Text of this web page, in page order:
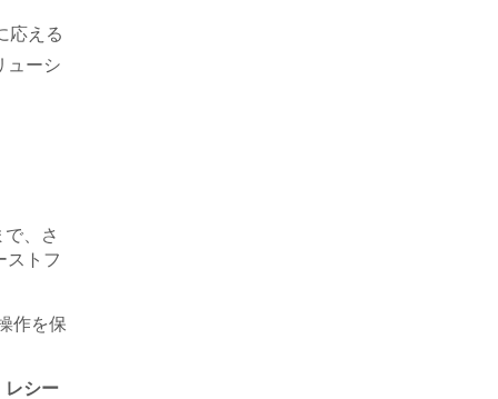
応える
ューシ
、さ
ストフ
作を保
レシー